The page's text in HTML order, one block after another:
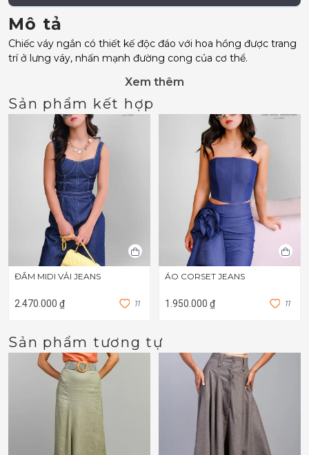
Mô tả
Chiếc váy ngắn có thiết kế độc đáo với hoa hồng được trang
trí ở lưng váy, nhấn mạnh đường cong của cơ thể.
Xem thêm
Sản phẩm kết hợp
ĐẦM MIDI VẢI JEANS
2.470.000 ₫ 11
ÁO CORSET JEANS
1.950.000 ₫ 11
Sản phẩm tương tự